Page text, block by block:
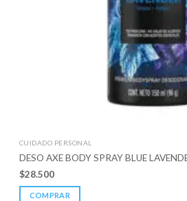
CUIDADO PERSONAL
DESO AXE BODY SPRAY BLUE
$28.500
COMPRAR